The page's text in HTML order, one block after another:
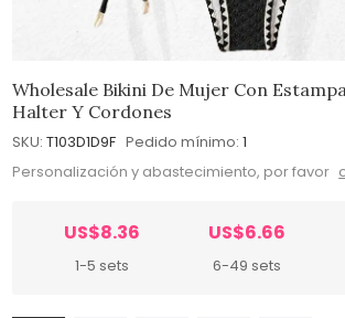
Wholesale Bikini De Mujer Con
Halter Y Cordones
SKU: T103D1D9F Pedido mínimo: 1
Personalización y abastecimiento, por favor
US$8.36
1-5 sets
US$6.66
6-49 sets